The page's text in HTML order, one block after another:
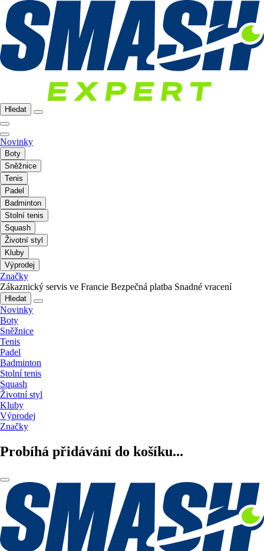
Hledat
Novinky
Boty
Sněžnice
Tenis
Padel
Badminton
Stolní tenis
Squash
Životní styl
Kluby
Výprodej
Značky
Zákaznický servis ve Francie Bezpečná platba Snadné vracení
Hledat
Novinky
Boty
Sněžnice
Tenis
Padel
Badminton
Stolní tenis
Squash
Životní styl
Kluby
Výprodej
Značky
Probíhá přidávání do košíku...